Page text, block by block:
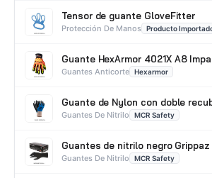
Tensor de guante GloveFitter
Protección De Manos Producto
Guante HexArmor 4021X A8
Guantes Anticorte Hexarmor
Guante de Nylon con doble
Guantes De Nitrilo MCR Safety
Guantes de nitrilo negro
Guantes De Nitrilo MCR Safety